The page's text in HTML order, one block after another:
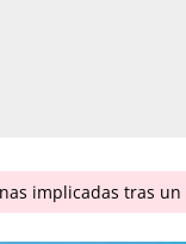
implicadas tras